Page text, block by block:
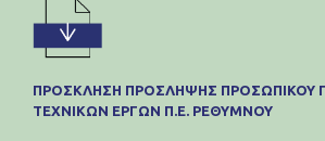
ΠΡΟΣΚΛΗΣΗ ΠΡΟΣΛΗΨΗΣ ΠΡΟΣΩΠΙΚΟΥ
ΤΕΧΝΙΚΩΝ ΕΡΓΩΝ Π.Ε. ΡΕΘΥΜΝΟΥ